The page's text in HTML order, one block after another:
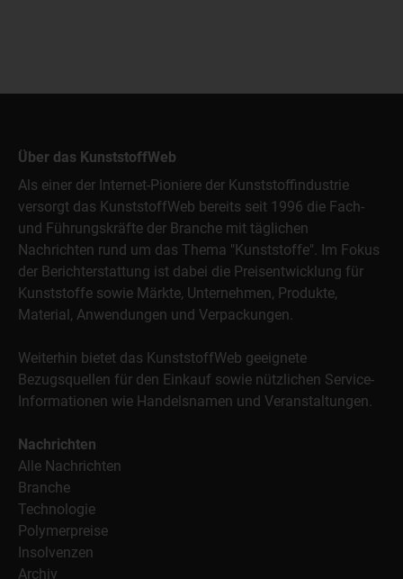
Über das KunststoffWeb
Als einer der Internet-Pioniere der Kunststoffindustrie
versorgt das KunststoffWeb bereits seit 1996 die Fach-
und Führungskräfte der Branche mit täglichen
Nachrichten rund um das Thema "Kunststoffe". Im Fokus
der Berichterstattung ist dabei die Preisentwicklung für
Kunststoffe sowie Märkte, Unternehmen, Produkte,
Material, Anwendungen und Verpackungen.
Weiterhin bietet das KunststoffWeb geeignete
Bezugsquellen für den Einkauf sowie nützlichen Service-
Informationen wie Handelsnamen und Veranstaltungen.
Nachrichten
Alle Nachrichten
Branche
Technologie
Polymerpreise
Insolvenzen
Archiv